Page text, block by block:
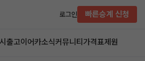
로그인 빠른승계 신청
출고이어카소식커뮤니티 가격표제원